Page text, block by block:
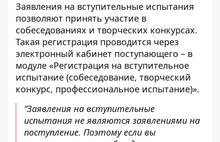
Заявления на вступительные испытания
позволяют принять участие в
собеседованиях и творческих конкурсах.
Такая регистрация проводится через
электронный кабинет поступающего – в
модуле «Регистрация на вступительное
испытание (собеседование, творческий
конкурс, профессиональное испытание)».
“Заявления на вступительные
испытания не являются заявлениями на
поступление. Поэтому если вы